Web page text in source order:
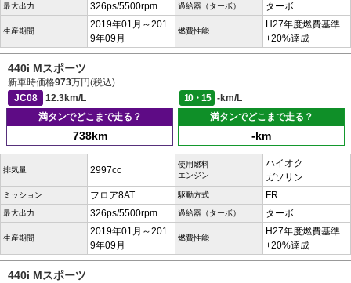
最大出力 326ps/5500rpm 過給器（ターボ） ターボ
生産期間
2019年01月～201
9年09月
燃費性能
H27年度燃費基準
+20%達成
440i Mスポーツ
新車時価格973万円(税込)
JC08
12.3km/L 10・15
-km/L
満タンでどこまで走る？
738km
満タンでどこまで走る？
-km
排気量 2997cc
使用燃料
エンジン
ハイオク
ガソリン
ミッション フロア8AT 駆動方式 FR
最大出力 326ps/5500rpm 過給器（ターボ） ターボ
生産期間
2019年01月～201
9年09月
燃費性能
H27年度燃費基準
+20%達成
440i Mスポーツ